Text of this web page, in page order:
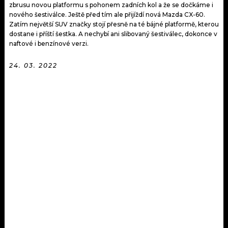
OSTATNÍ
zbrusu novou platformu s pohonem zadních kol a že se dočkáme i
nového šestiválce. Ještě před tím ale přijíždí nová Mazda CX-60.
Zatím největší SUV značky stojí přesně na té bájné platformě, kterou
dostane i příští šestka. A nechybí ani slibovaný šestiválec, dokonce v
naftové i benzínové verzi.
24. 03. 2022